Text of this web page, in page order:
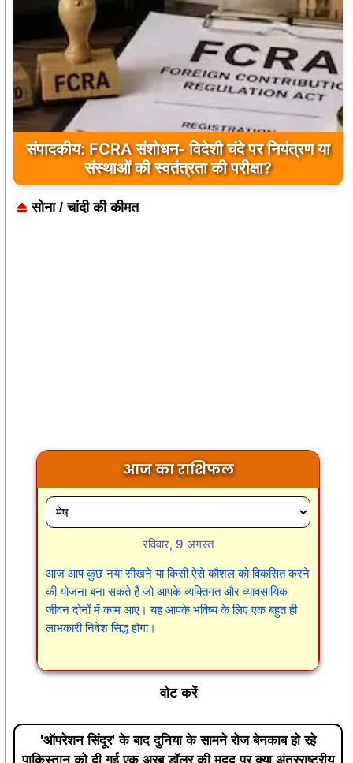
संपादकीय: FCRA संशोधन- विदेशी चंदे पर नियंत्रण या
संस्थाओं की स्वतंत्रता की परीक्षा?
सोना / चांदी की कीमत
आज का राशिफल
रविवार, 9 अगस्त
आज आप कुछ नया सीखने या किसी ऐसे कौशल को विकसित करने
की योजना बना सकते हैं जो आपके व्यक्तिगत और व्यावसायिक
जीवन दोनों में काम आए। यह आपके भविष्य के लिए एक बहुत ही
लाभकारी निवेश सिद्ध होगा।
वोट करें
'ऑपरेशन सिंदूर' के बाद दुनिया के सामने रोज बेनकाब हो रहे